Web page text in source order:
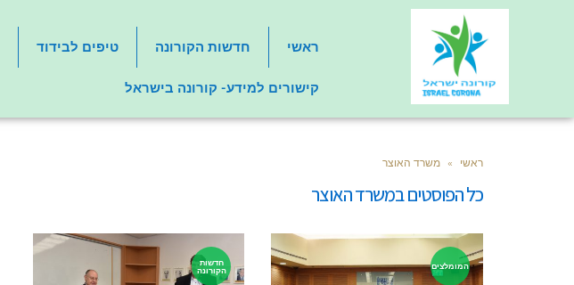
ראשי חדשות הקורונה טיפים לבידוד
קישורים למידע- קורונה בישראל
ראשי » משרד האוצר
כל הפוסטים במשרד האוצר
המומלצים
חדשות
הקורונה